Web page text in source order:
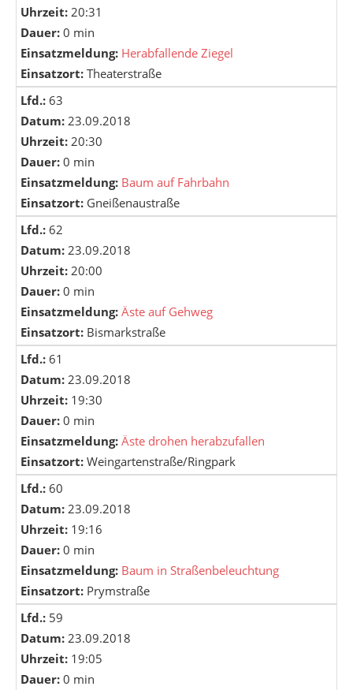
Uhrzeit: 20:31
Dauer: 0 min
Einsatzmeldung: Herabfallende Ziegel
Einsatzort: Theaterstraße
Lfd.: 63
Datum: 23.09.2018
Uhrzeit: 20:30
Dauer: 0 min
Einsatzmeldung: Baum auf Fahrbahn
Einsatzort: Gneißenaustraße
Lfd.: 62
Datum: 23.09.2018
Uhrzeit: 20:00
Dauer: 0 min
Einsatzmeldung: Äste auf Gehweg
Einsatzort: Bismarkstraße
Lfd.: 61
Datum: 23.09.2018
Uhrzeit: 19:30
Dauer: 0 min
Einsatzmeldung: Äste drohen herabzufallen
Einsatzort: Weingartenstraße/Ringpark
Lfd.: 60
Datum: 23.09.2018
Uhrzeit: 19:16
Dauer: 0 min
Einsatzmeldung: Baum in Straßenbeleuchtung
Einsatzort: Prymstraße
Lfd.: 59
Datum: 23.09.2018
Uhrzeit: 19:05
Dauer: 0 min